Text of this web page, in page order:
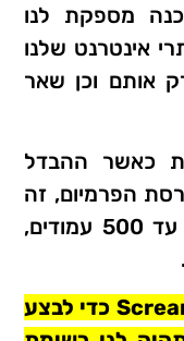
מספקת לנו
אינטרנט שלנו
אותם וכן שאר
כאשר ההבדל
הפרמיום, זה
שבגרסה החינמית ניתן לסרוק עד 500 עמודים,
אז איך נשתמש ב- Screaming Frog כדי לבצע